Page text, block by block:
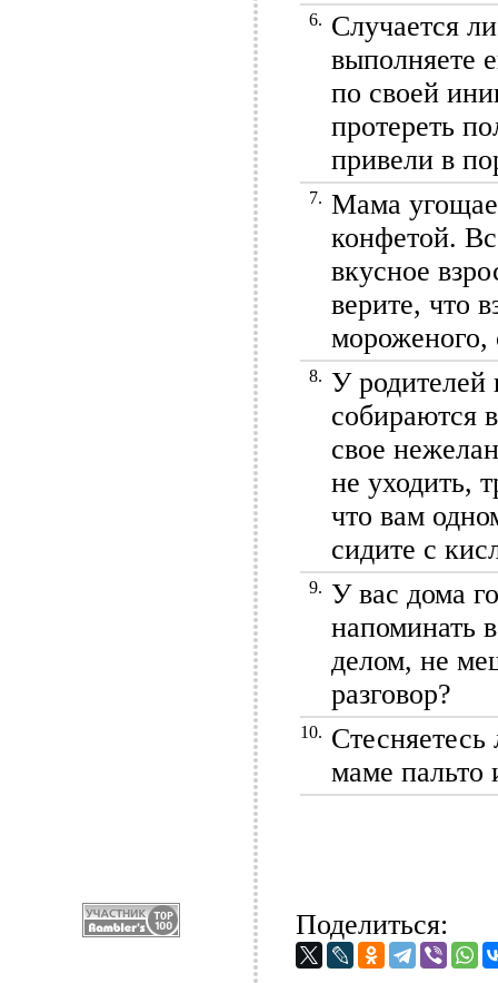
6. Случается
выполняете
по своей
протереть
привели в
7. Мама
конфетой.
вкусное
верите, что
мороженого,
8. У родителей
собираются
свое
не уходить,
что вам
сидите с
9. У вас дома
напоминать
делом, не
разговор?
10. Стесняетесь
маме пальто
Поделиться: